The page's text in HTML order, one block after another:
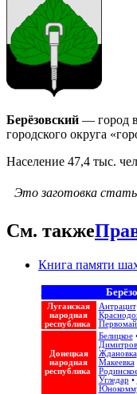
Берёзовский — город
городского округа
Население 47,4 тыс.
Это заготовка
См. также
Книга памяти
Луганская
народная
республика
Антрацит
Донецкая
народная
республика
Белицкое
Димитров
Ждановка
Макеевка
Угледар •